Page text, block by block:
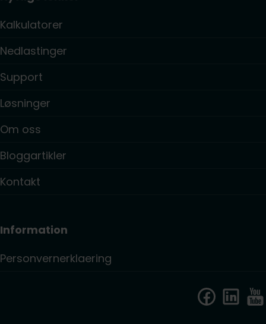
Kalkulatorer
Nedlastinger
Support
Løsninger
Om oss
Bloggartikler
Kontakt
Information
Personvernerklaering